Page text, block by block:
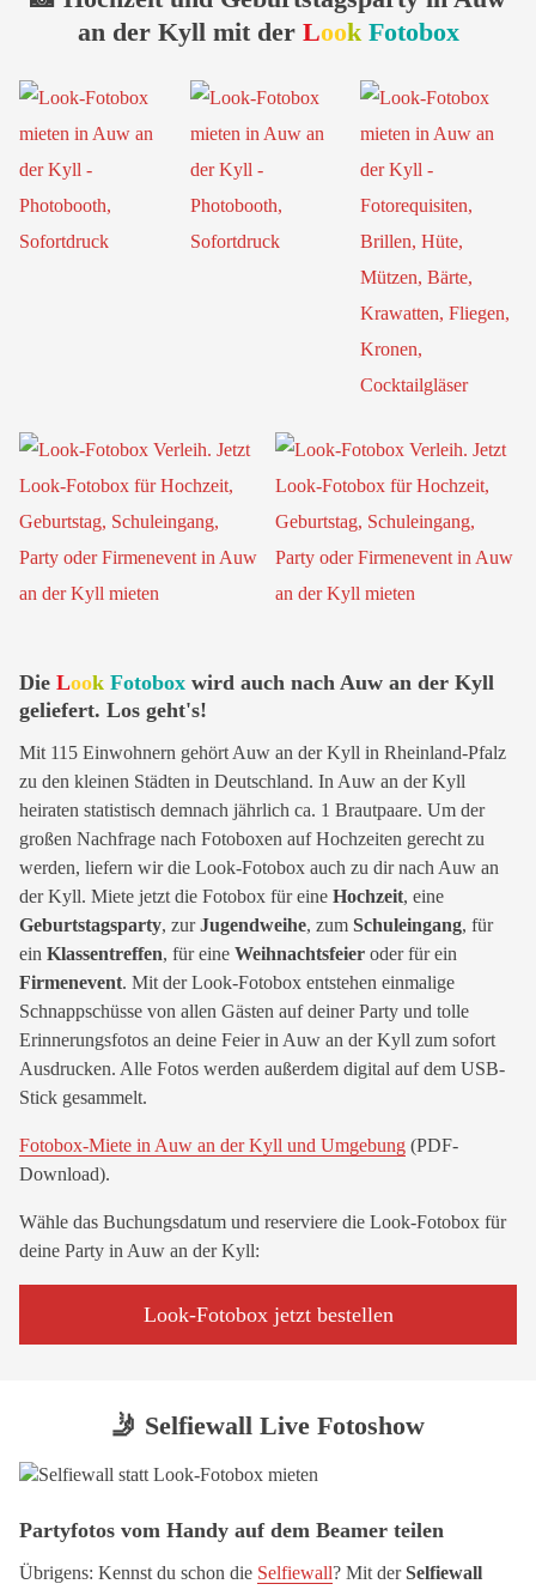
an der Kyll mit der Look Fotobox
Die Look Fotobox wird auch nach Auw an der Kyll
geliefert. Los geht's!
Mit 115 Einwohnern gehört Auw an der Kyll in Rheinland-Pfalz
zu den kleinen Städten in Deutschland. In Auw an der Kyll
heiraten statistisch demnach jährlich ca. 1 Brautpaare. Um der
großen Nachfrage nach Fotoboxen auf Hochzeiten gerecht zu
werden, liefern wir die Look-Fotobox auch zu dir nach Auw an
der Kyll. Miete jetzt die Fotobox für eine Hochzeit, eine
Geburtstagsparty, zurJugendweihe, zum Schuleingang, für
ein Klassentreffen, für eine Weihnachtsfeier oder für ein
Firmenevent. Mit der Look-Fotobox entstehen einmalige
Schnappschüsse von allen Gästen auf deiner Party und tolle
Erinnerungsfotos an deine Feier in Auw an der Kyll zum sofort
Ausdrucken. Alle Fotos werden außerdem digital auf dem USB-
Stick gesammelt.
Fotobox-Miete in Auw an der Kyll und Umgebung (PDF-
Download).
Wähle das Buchungsdatum und reserviere die Look-Fotobox für
deine Party in Auw an der Kyll:
Look-Fotobox jetzt bestellen
🤳 Selfiewall Live Fotoshow
Partyfotos vom Handy auf dem Beamer teilen
Übrigens: Kennst du schon die Selfiewall? Mit derSelfiewall